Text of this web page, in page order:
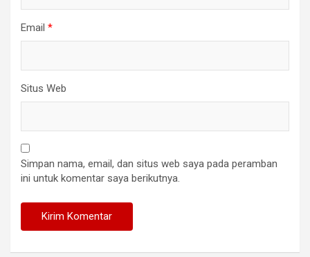
Email *
Situs Web
Simpan nama, email, dan situs web saya pada peramban
ini untuk komentar saya berikutnya.